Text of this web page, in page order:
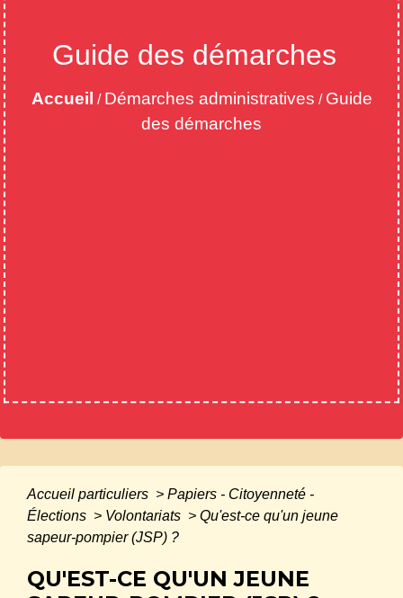
Guide des démarches
Accueil / Démarches administratives / Guide
des démarches
Accueil particuliers > Papiers - Citoyenneté -
Élections > Volontariats > Qu'est-ce qu'un jeune
sapeur-pompier (JSP) ?
QU'EST-CE QU'UN JEUNE